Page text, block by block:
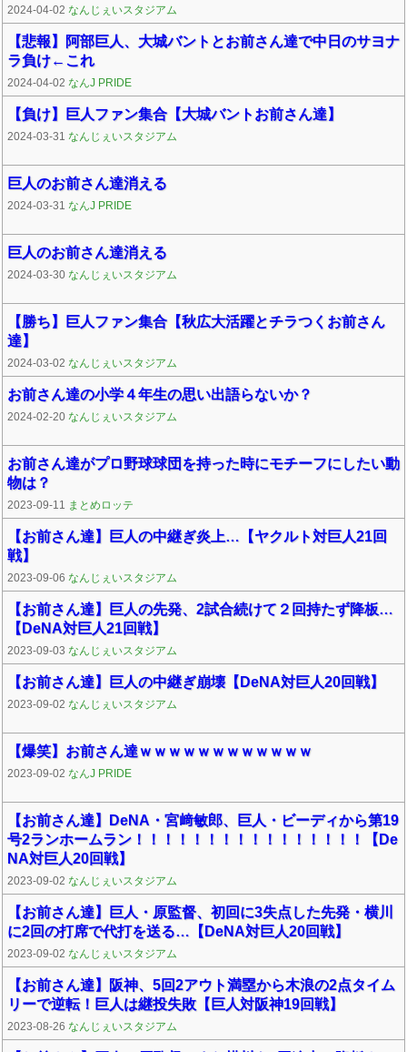
2024-04-02 なんじぇいスタジアム
【悲報】阿部巨人、大城バントとお前さん達で中日のサヨナ
ラ負け←これ
2024-04-02 なんJ PRIDE
【負け】巨人ファン集合【大城バントお前さん達】
2024-03-31 なんじぇいスタジアム
巨人のお前さん達消える
2024-03-31 なんJ PRIDE
巨人のお前さん達消える
2024-03-30 なんじぇいスタジアム
【勝ち】巨人ファン集合【秋広大活躍とチラつくお前さん
達】
2024-03-02 なんじぇいスタジアム
お前さん達の小学４年生の思い出語らないか？
2024-02-20 なんじぇいスタジアム
お前さん達がプロ野球球団を持った時にモチーフにしたい動
物は？
2023-09-11 まとめロッテ
【お前さん達】巨人の中継ぎ炎上…【ヤクルト対巨人21回
戦】
2023-09-06 なんじぇいスタジアム
【お前さん達】巨人の先発、2試合続けて２回持たず降板…
【DeNA対巨人21回戦】
2023-09-03 なんじぇいスタジアム
【お前さん達】巨人の中継ぎ崩壊【DeNA対巨人20回戦】
2023-09-02 なんじぇいスタジアム
【爆笑】お前さん達ｗｗｗｗｗｗｗｗｗｗｗｗ
2023-09-02 なんJ PRIDE
【お前さん達】DeNA・宮﨑敏郎、巨人・ビーディから第19
号2ランホームラン！！！！！！！！！！！！！！！！【De
NA対巨人20回戦】
2023-09-02 なんじぇいスタジアム
【お前さん達】巨人・原監督、初回に3失点した先発・横川
に2回の打席で代打を送る…【DeNA対巨人20回戦】
2023-09-02 なんじぇいスタジアム
【お前さん達】阪神、5回2アウト満塁から木浪の2点タイム
リーで逆転！巨人は継投失敗【巨人対阪神19回戦】
2023-08-26 なんじぇいスタジアム